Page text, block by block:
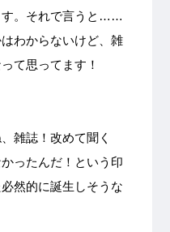
す。それで言うと……
わからないけど、雑
て思ってます！
雑誌！改めて聞く
ったんだ！という印
然的に誕生しそうな